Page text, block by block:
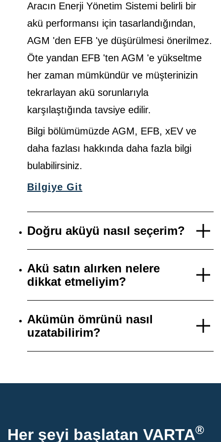
Aracın Enerji Yönetim Sistemi belirli bir
akü performansı için tasarlandığından,
AGM 'den EFB 'ye düşürülmesi önerilmez.
Öte yandan EFB 'ten AGM 'e yükseltme
her zaman mümkündür ve müşterinizin
tekrarlayan akü sorunlarıyla
karşılaştığında tavsiye edilir.
Bilgi bölümümüzde AGM, EFB, xEV ve
daha fazlası hakkında daha fazla bilgi
bulabilirsiniz.
Bilgiye Git
Doğru aküyü nasıl seçerim?
Akü satın alırken nelere
dikkat etmeliyim?
Akümün ömrünü nasıl
uzatabilirim?
Her şeyi başlatan VARTA®